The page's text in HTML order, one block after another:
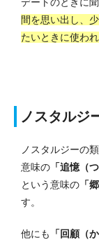
間を思い出し、
たいときに使わ
ノスタルジ
ノスタルジーの
意味の 「追憶（
という意味の 「
す。
他にも 「回顧（